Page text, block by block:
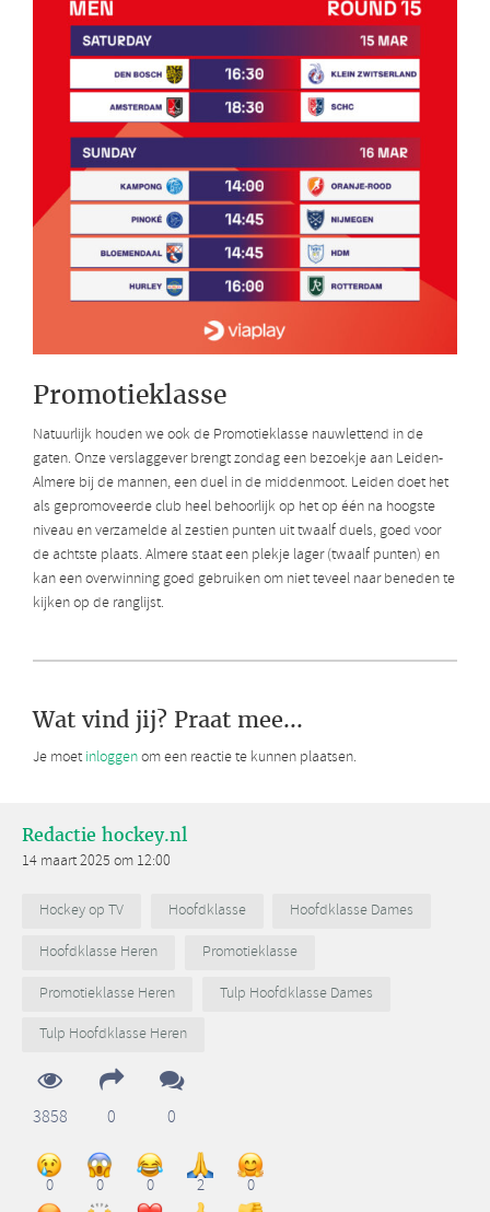
Promotieklasse
Natuurlijk houden we ook de Promotieklasse nauwlettend in de
gaten. Onze verslaggever brengt zondag een bezoekje aan Leiden-
Almere bij de mannen, een duel in de middenmoot. Leiden doet het
als gepromoveerde club heel behoorlijk op het op één na hoogste
niveau en verzamelde al zestien punten uit twaalf duels, goed voor
de achtste plaats. Almere staat een plekje lager (twaalf punten) en
kan een overwinning goed gebruiken om niet teveel naar beneden te
kijken op de ranglijst.
Wat vind jij? Praat mee...
Je moet inloggenom een reactie te kunnen plaatsen.
Redactie hockey.nl
14 maart 2025 om 12:00
Hockey op TV Hoofdklasse
Hoofdklasse Dames
Hoofdklasse Heren
Promotieklasse
Promotieklasse Heren
Tulp Hoofdklasse Dames
Tulp Hoofdklasse Heren
3858 0 0
0 0 0 2 0